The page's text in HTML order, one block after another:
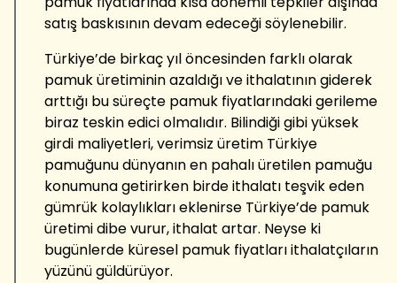
satış baskısının devam edeceği söylenebilir.
Türkiye’de birkaç yıl öncesinden farklı olarak
pamuk üretiminin azaldığı ve ithalatının giderek
arttığı bu süreçte pamuk fiyatlarındaki gerileme
biraz teskin edici olmalıdır. Bilindiği gibi yüksek
girdi maliyetleri, verimsiz üretim Türkiye
pamuğunu dünyanın en pahalı üretilen pamuğu
konumuna getirirken birde ithalatı teşvik eden
gümrük kolaylıkları eklenirse Türkiye’de pamuk
üretimi dibe vurur, ithalat artar. Neyse ki
bugünlerde küresel pamuk fiyatları ithalatçıların
yüzünü güldürüyor.